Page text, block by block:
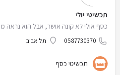
תכשיטי יולי
כסף אולי לא קונה אושר, אבל הוא נראה
0587730370 תל אביב
תכשיטי כסף